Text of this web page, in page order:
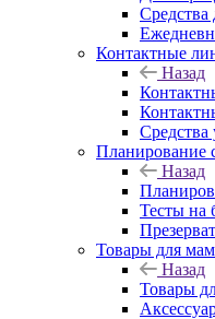
Средства
Контактные
Назад
Средства
Планирование
Назад
Тесты на
Товары для
Назад
Товары